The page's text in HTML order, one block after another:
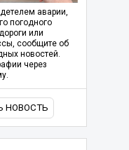
аварии,
погодного
или
сообщите об
новостей.
через
НОВОСТЬ